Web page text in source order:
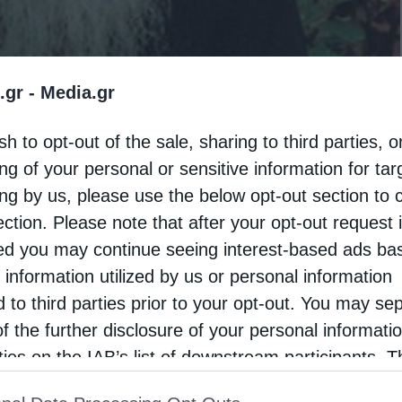
- Media.gr
to opt-out of the sale, sharing to third parties,
of your personal or sensitive information for
by us, please use the below opt-out section to
Please note that after your opt-out request
you may continue seeing interest-based ads
information utilized by us or personal information
to third parties prior to your opt-out. You may
the further disclosure of your personal
on the IAB’s list of downstream participants.
του λέμε εμείς τι να κάνει. Εκείνος ξέρει
και σε ποιο μέρος υποφέρουμε. Η αλήθεια
την υγεία μας από τον γιατρό.
παρακαλέσουμε να μας δοθεί, να μας
μπορούμε να τον διατάξουμε, αλλά μόνον να
ξέρει τι θέλεις, όταν τον επισκέπτεσαι.
και σε ποιο σημείο νιώθεις τον πόνο σου. Τα